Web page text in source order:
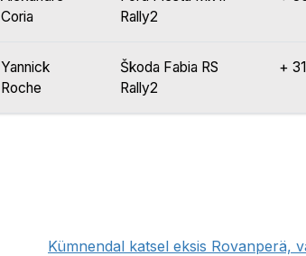
Coria
Rally2
Yannick
Roche
Škoda Fabia RS
Rally2
+
Kümnendal katsel eksis Rovanperä,